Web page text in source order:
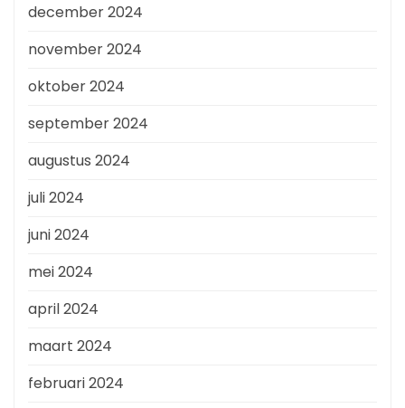
december 2024
november 2024
oktober 2024
september 2024
augustus 2024
juli 2024
juni 2024
mei 2024
april 2024
maart 2024
februari 2024